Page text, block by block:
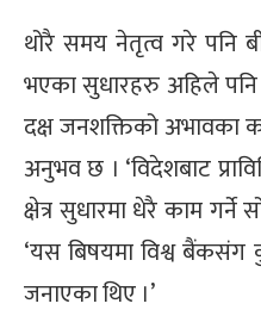
थोरै समय नेतृत्व गरे पनि
भएका सुधारहरु अहिले
दक्ष जनशक्तिको अभावका
अनुभव छ । ‘विदेशबाट
क्षेत्र सुधारमा धेरै काम गर्ने
‘यस बिषयमा विश्व बैंकसंग
जनाएका थिए ।’